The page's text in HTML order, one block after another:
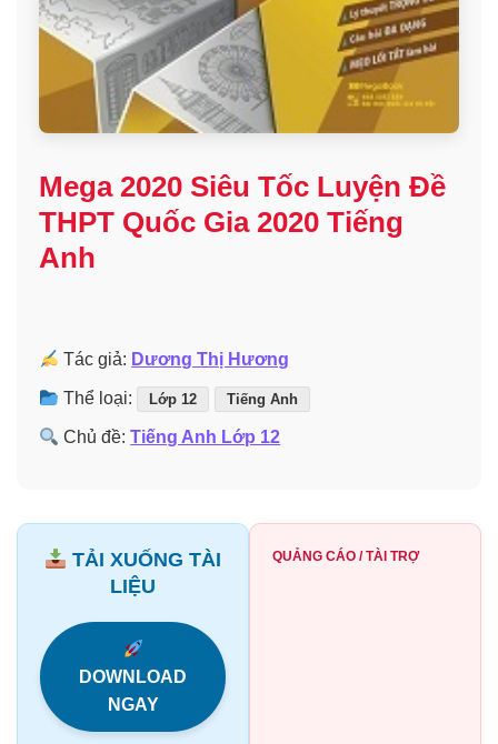
Mega 2020 Siêu Tốc Luyện Đề
THPT Quốc Gia 2020 Tiếng
Anh
Tác giả: Dương Thị Hương
Thể loại: Lớp 12 Tiếng Anh
Chủ đề:Tiếng Anh Lớp 12
TẢI XUỐNG TÀI
LIỆU
DOWNLOAD
NGAY
QUẢNG CÁO / TÀI TRỢ